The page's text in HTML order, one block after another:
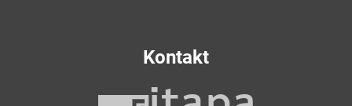
Kontakt